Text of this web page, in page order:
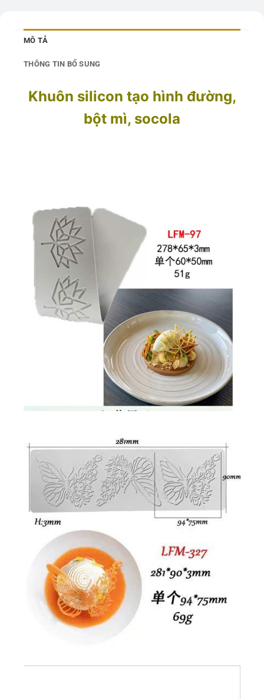
MÔ TẢ
THÔNG TIN BỔ SUNG
Khuôn silicon tạo hình đường,
bột mì, socola